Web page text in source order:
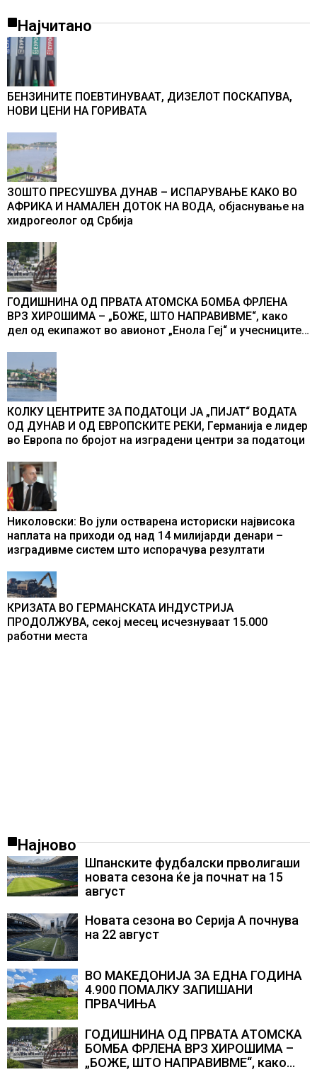
Најчитано
БЕНЗИНИТЕ ПОЕВТИНУВААТ, ДИЗЕЛОТ ПОСКАПУВА,
НОВИ ЦЕНИ НА ГОРИВАТА
ЗОШТО ПРЕСУШУВА ДУНАВ – ИСПАРУВАЊЕ КАКО ВО
АФРИКА И НАМАЛЕН ДОТОК НА ВОДА, објаснување на
хидрогеолог од Србија
ГОДИШНИНА ОД ПРВАТА АТОМСКА БОМБА ФРЛЕНА
ВРЗ ХИРОШИМА – „БОЖЕ, ШТО НАПРАВИВМЕ“, како
дел од екипажот во авионот „Енола Геј“ и учесниците
промени текот на историјата
КОЛКУ ЦЕНТРИТЕ ЗА ПОДАТОЦИ ЈА „ПИЈАТ“ ВОДАТА
ОД ДУНАВ И ОД ЕВРОПСКИТЕ РЕКИ, Германија е лидер
во Европа по бројот на изградени центри за податоци
Николовски: Во јули остварена историски највисока
наплата на приходи од над 14 милијарди денари –
изградивме систем што испорачува резултати
КРИЗАТА ВО ГЕРМАНСКАТА ИНДУСТРИЈА
ПРОДОЛЖУВА, секој месец исчезнуваат 15.000
работни места
Најново
Шпанските фудбалски прволигаши
новата сезона ќе ја почнат на 15
август
Новата сезона во Серија А почнува
на 22 август
ВО МАКЕДОНИЈА ЗА ЕДНА ГОДИНА
4.900 ПОМАЛКУ ЗАПИШАНИ
ПРВАЧИЊА
ГОДИШНИНА ОД ПРВАТА АТОМСКА
БОМБА ФРЛЕНА ВРЗ ХИРОШИМА –
„БОЖЕ, ШТО НАПРАВИВМЕ“, како